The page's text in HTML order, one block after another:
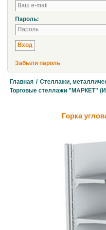
Пароль:
Забыли пароль
Главная / Стеллажи,
Торговые стеллажи "МАРКЕТ"
Горка